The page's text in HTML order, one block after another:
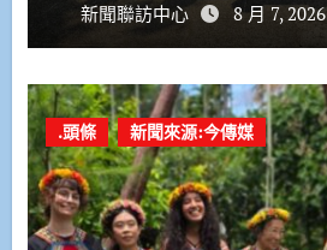
新聞聯訪中心 8 月 7, 2026
.頭條 新聞來源:今傳媒